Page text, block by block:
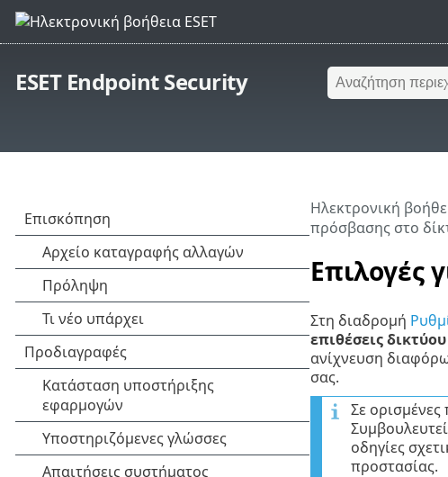
ESET Endpoint Security
Επιλογές
Ηλεκτρονική
πρόσβασης στο
Στη διαδρομή
επιθέσεις
ανίχνευση
σας.
Σε ορισμένες
οδηγίες
προστασίας.